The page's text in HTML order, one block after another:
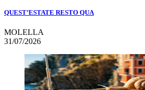
QUEST’ESTATE RESTO QUA
MOLELLA
31/07/2026